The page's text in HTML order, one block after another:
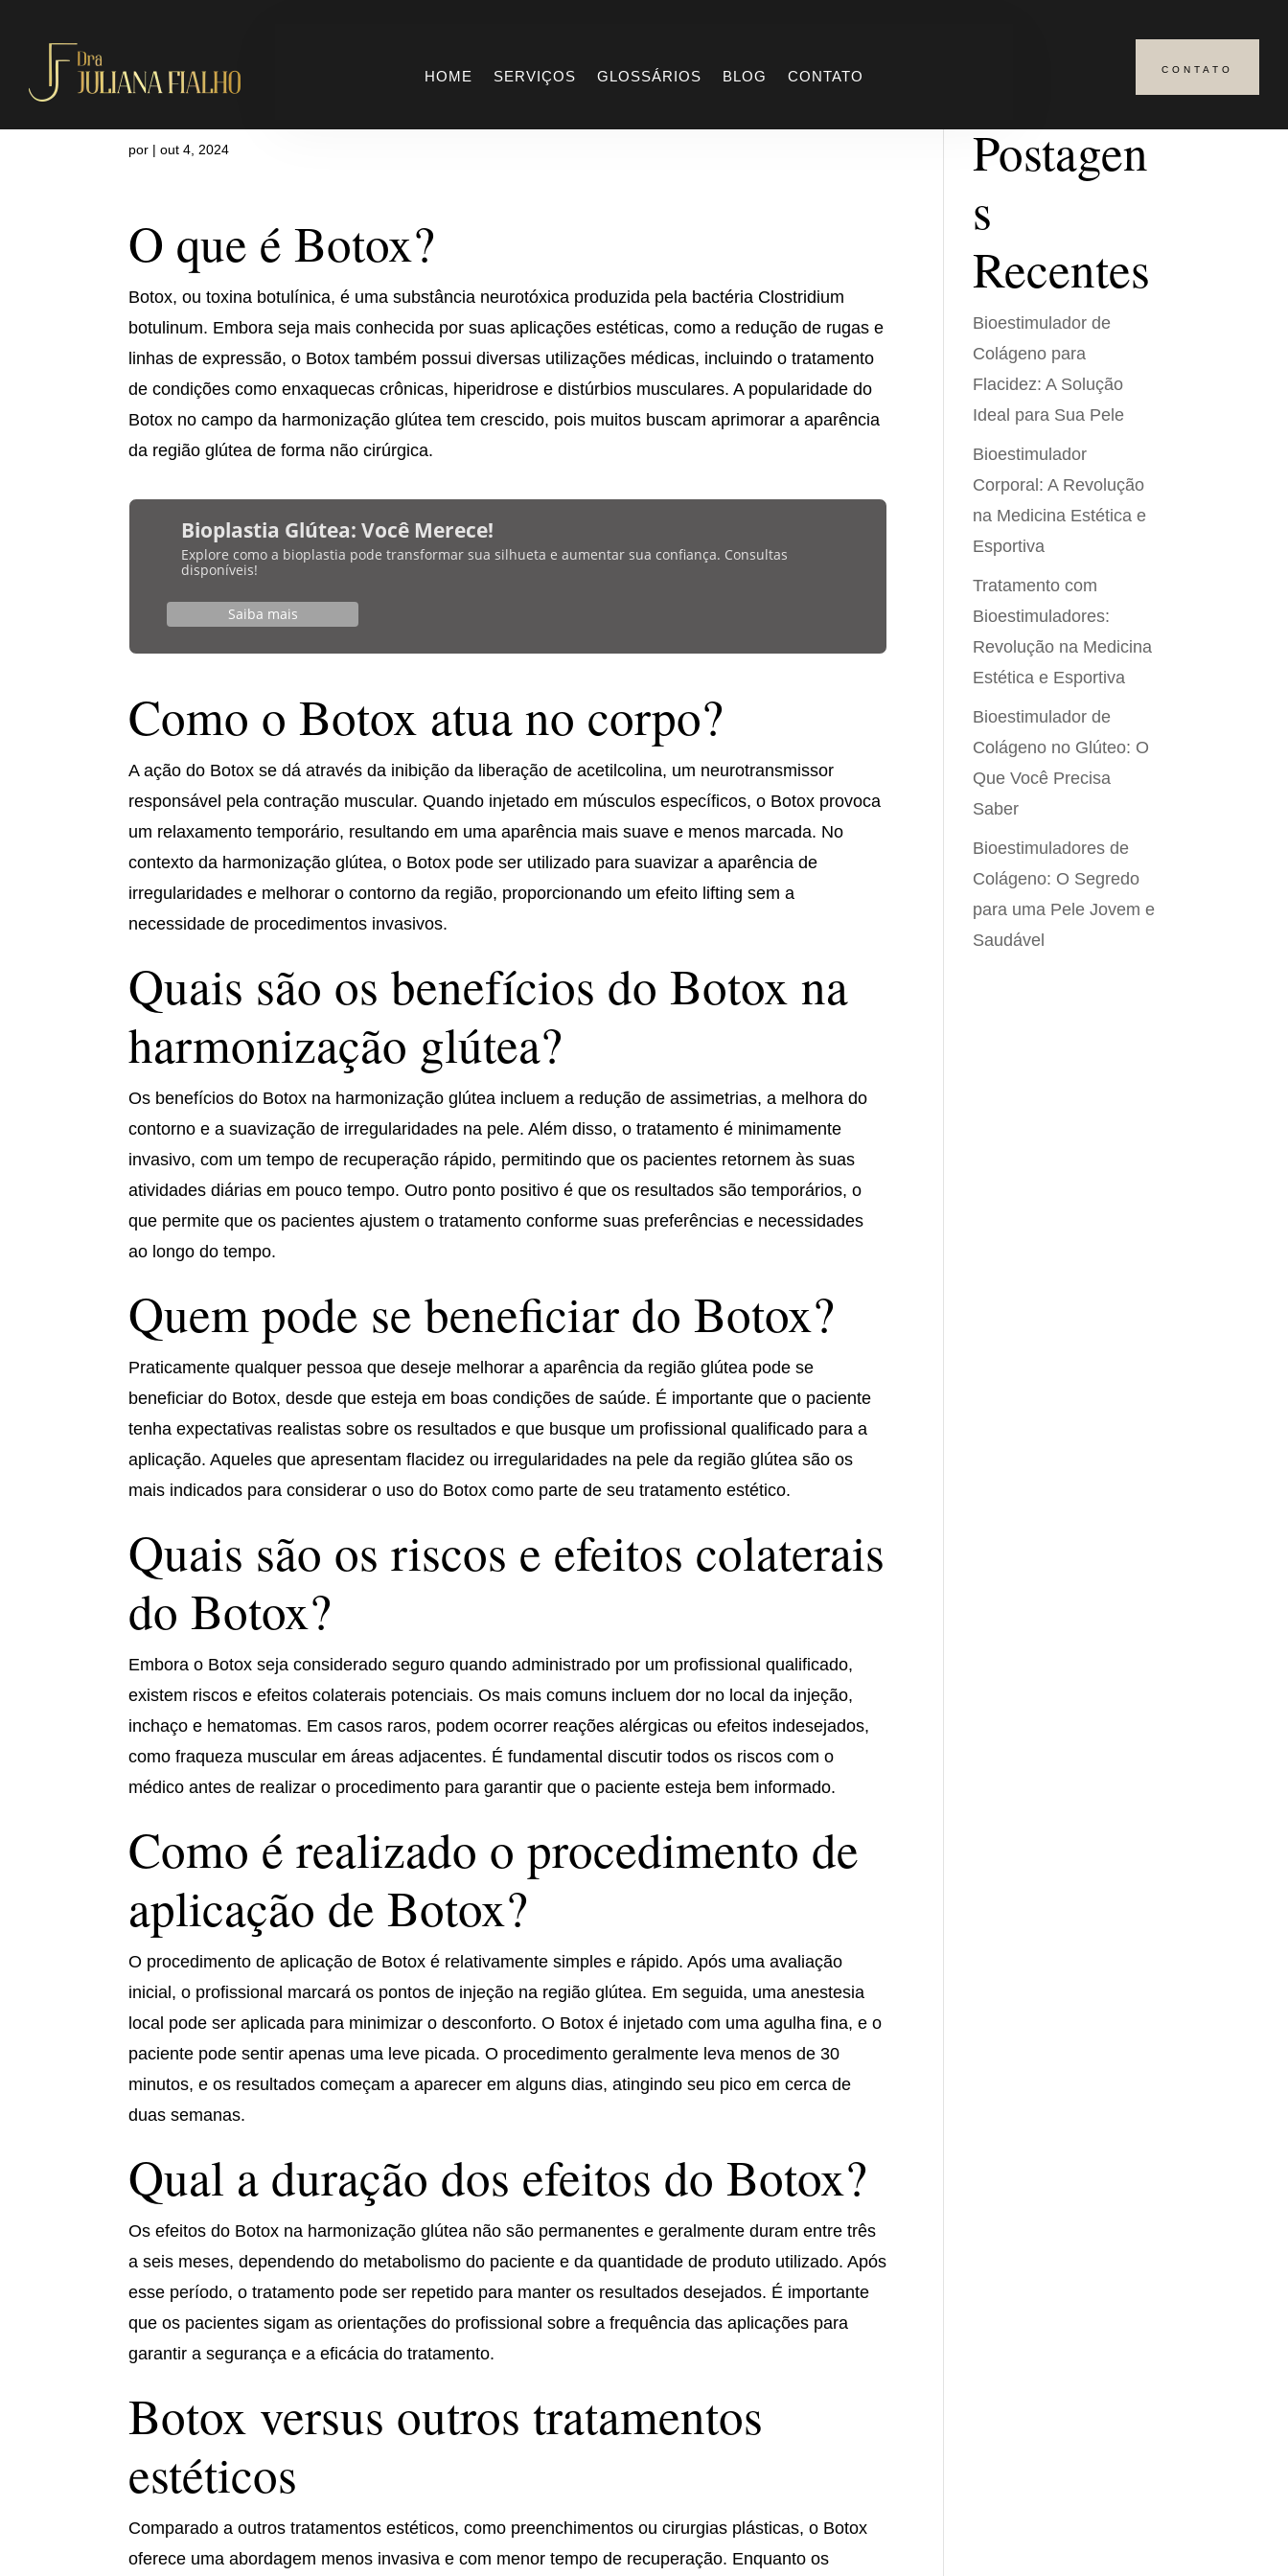
HOME SERVIÇOS GLOSSÁRIOS BLOG CONTATO CONTATO
O que é Botox
por |out 4, 2024
O que é Botox?
Botox, ou toxina botulínica, é uma substância neurotóxica produzida pela bactéria Clostridium
botulinum. Embora seja mais conhecida por suas aplicações estéticas, como a redução de rugas e
linhas de expressão, o Botox também possui diversas utilizações médicas, incluindo o tratamento
de condições como enxaquecas crônicas, hiperidrose e distúrbios musculares. A popularidade do
Botox no campo da harmonização glútea tem crescido, pois muitos buscam aprimorar a aparência
da região glútea de forma não cirúrgica.
Bioplastia Glútea: Você Merece!
Explore como a bioplastia pode transformar sua silhueta e aumentar sua confiança. Consultas
disponíveis!
Saiba mais
Como o Botox atua no corpo?
A ação do Botox se dá através da inibição da liberação de acetilcolina, um neurotransmissor
responsável pela contração muscular. Quando injetado em músculos específicos, o Botox provoca
um relaxamento temporário, resultando em uma aparência mais suave e menos marcada. No
contexto da harmonização glútea, o Botox pode ser utilizado para suavizar a aparência de
irregularidades e melhorar o contorno da região, proporcionando um efeito lifting sem a
necessidade de procedimentos invasivos.
Quais são os benefícios do Botox na
harmonização glútea?
Os benefícios do Botox na harmonização glútea incluem a redução de assimetrias, a melhora do
contorno e a suavização de irregularidades na pele. Além disso, o tratamento é minimamente
invasivo, com um tempo de recuperação rápido, permitindo que os pacientes retornem às suas
atividades diárias em pouco tempo. Outro ponto positivo é que os resultados são temporários, o
que permite que os pacientes ajustem o tratamento conforme suas preferências e necessidades
ao longo do tempo.
Quem pode se beneficiar do Botox?
Praticamente qualquer pessoa que deseje melhorar a aparência da região glútea pode se
beneficiar do Botox, desde que esteja em boas condições de saúde. É importante que o paciente
tenha expectativas realistas sobre os resultados e que busque um profissional qualificado para a
aplicação. Aqueles que apresentam flacidez ou irregularidades na pele da região glútea são os
mais indicados para considerar o uso do Botox como parte de seu tratamento estético.
Quais são os riscos e efeitos colaterais
do Botox?
Embora o Botox seja considerado seguro quando administrado por um profissional qualificado,
existem riscos e efeitos colaterais potenciais. Os mais comuns incluem dor no local da injeção,
inchaço e hematomas. Em casos raros, podem ocorrer reações alérgicas ou efeitos indesejados,
como fraqueza muscular em áreas adjacentes. É fundamental discutir todos os riscos com o
médico antes de realizar o procedimento para garantir que o paciente esteja bem informado.
Como é realizado o procedimento de
aplicação de Botox?
O procedimento de aplicação de Botox é relativamente simples e rápido. Após uma avaliação
inicial, o profissional marcará os pontos de injeção na região glútea. Em seguida, uma anestesia
local pode ser aplicada para minimizar o desconforto. O Botox é injetado com uma agulha fina, e o
paciente pode sentir apenas uma leve picada. O procedimento geralmente leva menos de 30
minutos, e os resultados começam a aparecer em alguns dias, atingindo seu pico em cerca de
duas semanas.
Qual a duração dos efeitos do Botox?
Os efeitos do Botox na harmonização glútea não são permanentes e geralmente duram entre três
a seis meses, dependendo do metabolismo do paciente e da quantidade de produto utilizado. Após
esse período, o tratamento pode ser repetido para manter os resultados desejados. É importante
que os pacientes sigam as orientações do profissional sobre a frequência das aplicações para
garantir a segurança e a eficácia do tratamento.
Botox versus outros tratamentos
estéticos
Comparado a outros tratamentos estéticos, como preenchimentos ou cirurgias plásticas, o Botox
oferece uma abordagem menos invasiva e com menor tempo de recuperação. Enquanto os
Postagen
s
Recentes
Bioestimulador de
Colágeno para
Flacidez: A Solução
Ideal para Sua Pele
Bioestimulador
Corporal: A Revolução
na Medicina Estética e
Esportiva
Tratamento com
Bioestimuladores:
Revolução na Medicina
Estética e Esportiva
Bioestimulador de
Colágeno no Glúteo: O
Que Você Precisa
Saber
Bioestimuladores de
Colágeno: O Segredo
para uma Pele Jovem e
Saudável